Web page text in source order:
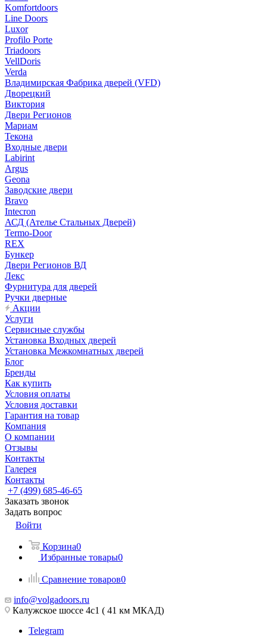
Komfortdoors
Line Doors
Luxor
Profilo Porte
Triadoors
VellDoris
Verda
Владимирская Фабрика дверей (VFD)
Дворецкий
Виктория
Двери Регионов
Мариам
Текона
Входные двери
Labirint
Argus
Geona
Заводские двери
Bravo
Intecron
АСД (Ателье Стальных Дверей)
Termo-Door
REX
Бункер
Двери Регионов ВД
Лекс
Фурнитура для дверей
Ручки дверные
Акции
Услуги
Сервисные службы
Установка Входных дверей
Установка Межкомнатных дверей
Блог
Бренды
Как купить
Условия оплаты
Условия доставки
Гарантия на товар
Компания
О компании
Отзывы
Контакты
Галерея
Контакты
+7 (499) 685-46-65
Заказать звонок
Задать вопрос
Войти
Корзина0
Избранные товары0
Сравнение товаров0
info@volgadoors.ru
Калужское шоссе 4с1 ( 41 км МКАД)
Telegram